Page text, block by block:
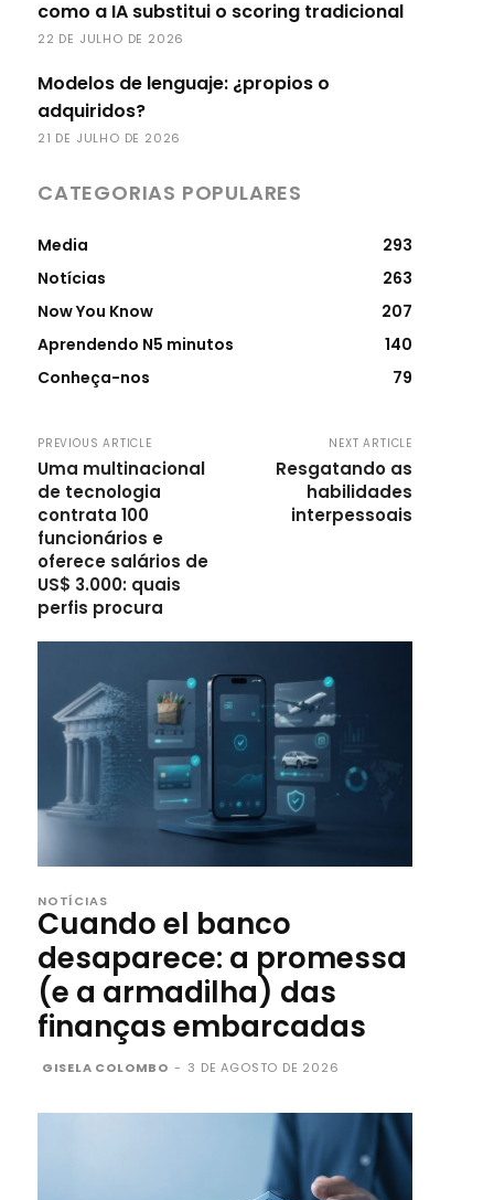
como a IA substitui o scoring tradicional
22 DE JULHO DE 2026
Modelos de lenguaje: ¿propios o
adquiridos?
21 DE JULHO DE 2026
CATEGORIAS POPULARES
Media
293
Notícias
263
Now You Know
207
Aprendendo N5 minutos
140
Conheça-nos
79
PREVIOUS ARTICLE
Uma multinacional
de tecnologia
contrata 100
funcionários e
oferece salários de
US$ 3.000: quais
perfis procura
NEXT ARTICLE
Resgatando as
habilidades
interpessoais
NOTÍCIAS
Cuando el banco
desaparece: a promessa
(e a armadilha) das
finanças embarcadas
GISELA COLOMBO - 3 DE AGOSTO DE 2026